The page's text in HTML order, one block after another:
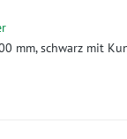
mm, schwarz mit